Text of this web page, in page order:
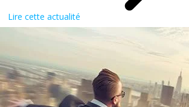
Lire cette actualité